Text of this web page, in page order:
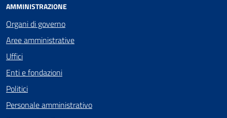
AMMINISTRAZIONE
Organi di governo
Aree amministrative
Uffici
Enti e fondazioni
Politici
Personale amministrativo